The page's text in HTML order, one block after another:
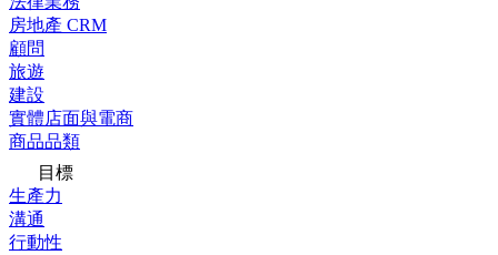
房地產 CRM
顧問
旅遊
建設
實體店面與電商
商品品類
目標
生產力
溝通
行動性